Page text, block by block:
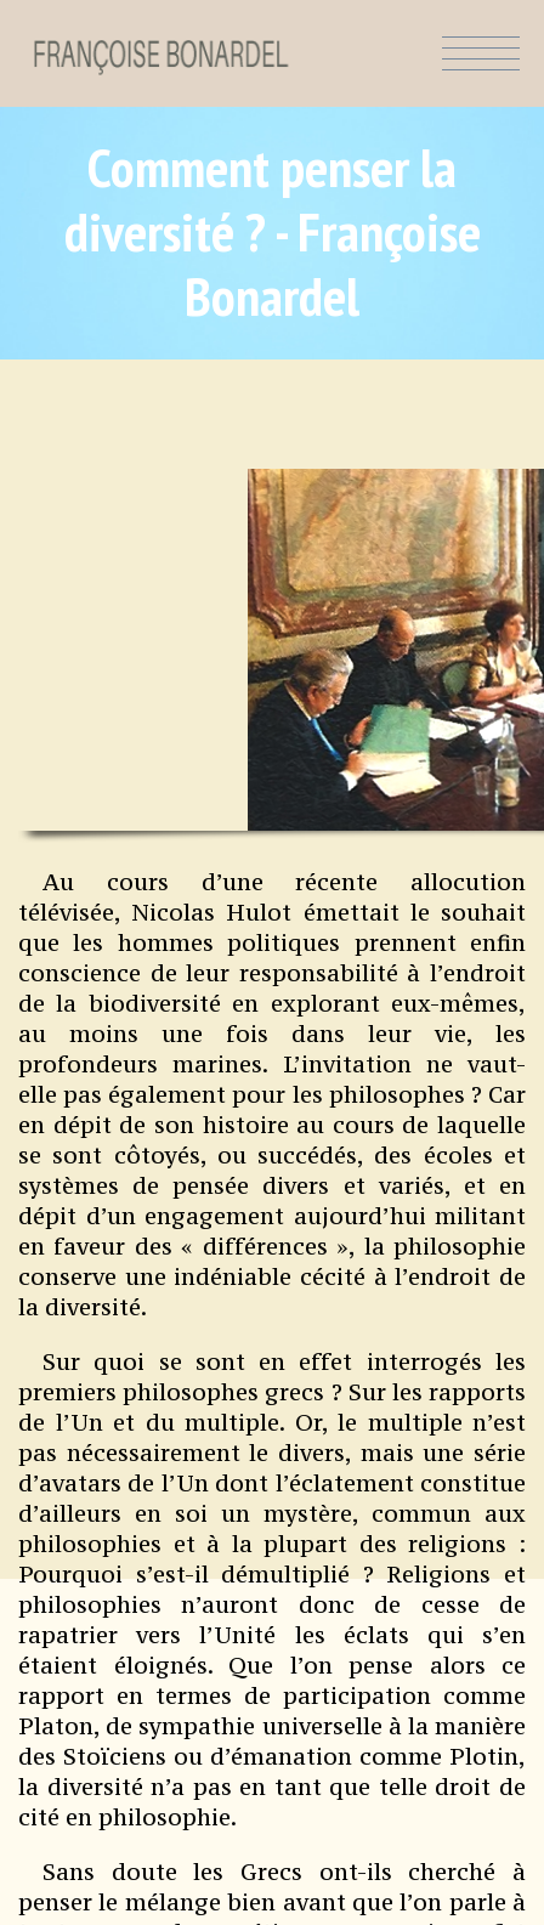
Comment penser la
diversité ? - Françoise
Bonardel
Au cours d’une récente allocution
télévisée, Nicolas Hulot émettait le souhait
que les hommes politiques prennent enfin
conscience de leur responsabilité à l’endroit
de la biodiversité en explorant eux-mêmes,
au moins une fois dans leur vie, les
profondeurs marines. L’invitation ne vaut-
elle pas également pour les philosophes ? Car
en dépit de son histoire au cours de laquelle
se sont côtoyés, ou succédés, des écoles et
systèmes de pensée divers et variés, et en
dépit d’un engagement aujourd’hui militant
en faveur des « différences », la philosophie
conserve une indéniable cécité à l’endroit de
la diversité.
Sur quoi se sont en effet interrogés les
premiers philosophes grecs ? Sur les rapports
de l’Un et du multiple. Or, le multiple n’est
pas nécessairement le divers, mais une série
d’avatars de l’Un dont l’éclatement constitue
d’ailleurs en soi un mystère, commun aux
philosophies et à la plupart des religions :
Pourquoi s’est-il démultiplié ? Religions et
philosophies n’auront donc de cesse de
rapatrier vers l’Unité les éclats qui s’en
étaient éloignés. Que l’on pense alors ce
rapport en termes de participation comme
Platon, de sympathie universelle à la manière
des Stoïciens ou d’émanation comme Plotin,
la diversité n’a pas en tant que telle droit de
cité en philosophie.
Sans doute les Grecs ont-ils cherché à
penser le mélange bien avant que l’on parle à